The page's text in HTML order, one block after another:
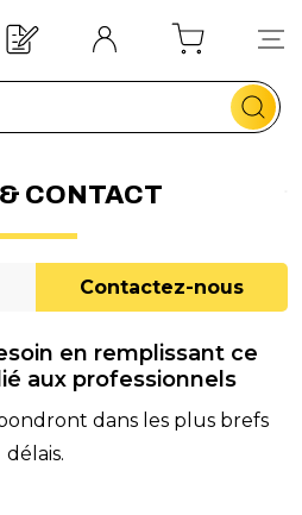
rapide !
CONTACT
Contactez-nous
en remplissant ce
aux professionnels
dans les plus brefs
délais.